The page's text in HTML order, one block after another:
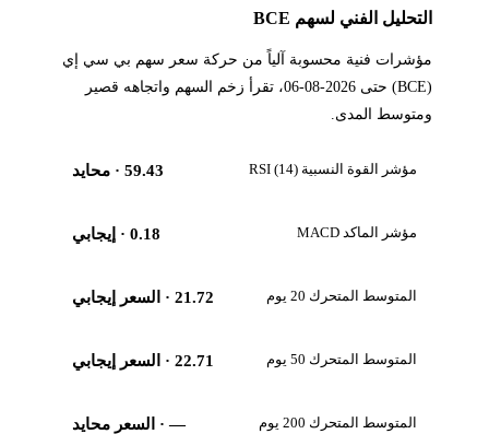
التحليل الفني لسهم BCE
مؤشرات فنية محسوبة آلياً من حركة سعر سهم بي سي إي
(BCE) حتى 2026-08-06، تقرأ زخم السهم واتجاهه قصير
ومتوسط المدى.
مؤشر القوة النسبية RSI (14) 59.43· محايد
مؤشر الماكد MACD 0.18· إيجابي
المتوسط المتحرك 20 يوم 21.72· السعر إيجابي
المتوسط المتحرك 50 يوم 22.71· السعر إيجابي
المتوسط المتحرك 200 يوم —· السعر محايد